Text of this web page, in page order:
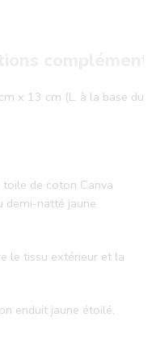
x 13 cm (L. à la base du
de coton Canva
demi-natté jaune
le tissu extérieur et la
enduit jaune étoilé.